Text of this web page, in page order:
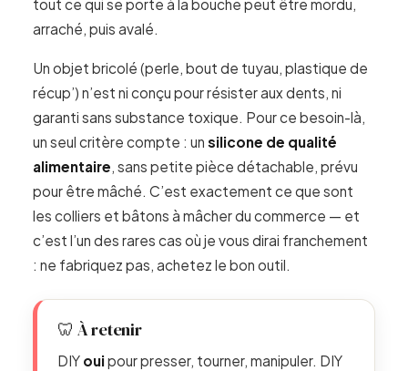
tout ce qui se porte à la bouche peut être mordu,
arraché, puis avalé.
Un objet bricolé (perle, bout de tuyau, plastique de
récup’) n’est ni conçu pour résister aux dents, ni
garanti sans substance toxique. Pour ce besoin-là,
un seul critère compte : unsilicone de qualité
alimentaire, sans petite pièce détachable, prévu
pour être mâché. C’est exactement ce que sont
les colliers et bâtons à mâcher du commerce — et
c’est l’un des rares cas où je vous dirai franchement
: ne fabriquez pas, achetez le bon outil.
🦷 À retenir
DIY ouipour presser, tourner, manipuler. DIY